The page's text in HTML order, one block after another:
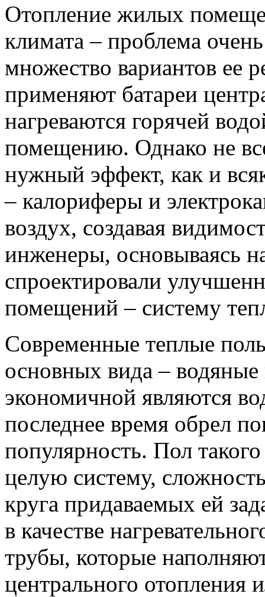
Отопление жилых
климата – проблема
множество вариантов ее
применяют батареи
нагреваются горячей
помещению. Однако не
нужный эффект, как и
– калориферы и
воздух, создавая
инженеры, основываясь
спроектировали
помещений – систему
Современные теплые
основных вида – водяные
экономичной являются
последнее время обрел
популярность. Пол
целую систему,
круга придаваемых ей
в качестве
трубы, которые
центрального отопления